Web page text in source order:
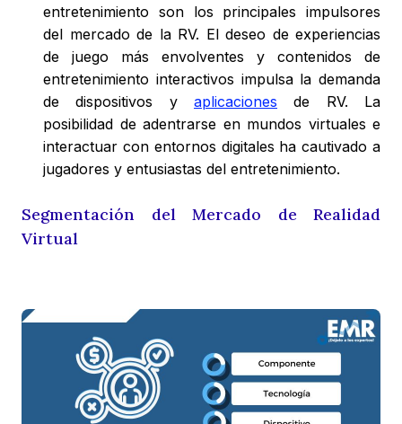
entretenimiento son los principales impulsores
del mercado de la RV. El deseo de experiencias
de juego más envolventes y contenidos de
entretenimiento interactivos impulsa la demanda
de dispositivos y aplicaciones de RV. La
posibilidad de adentrarse en mundos virtuales e
interactuar con entornos digitales ha cautivado a
jugadores y entusiastas del entretenimiento.
Segmentación del Mercado de Realidad
Virtual